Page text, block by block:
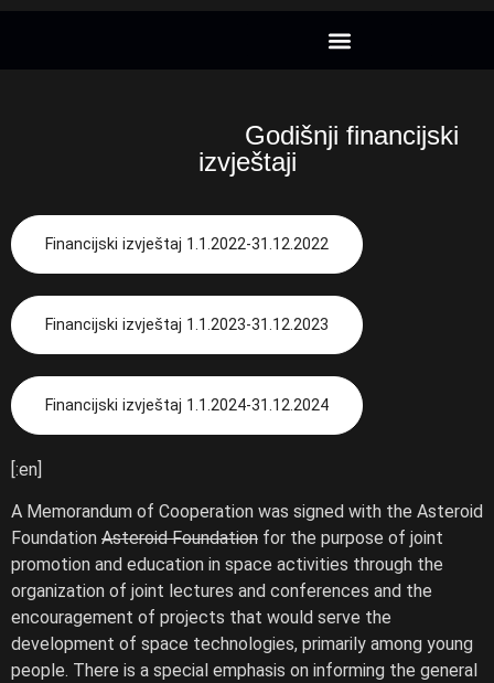
Godišnji financijski
izvještaji
Financijski izvještaj 1.1.2022-31.12.2022
Financijski izvještaj 1.1.2023-31.12.2023
Financijski izvještaj 1.1.2024-31.12.2024
[:en]
A Memorandum of Cooperation was signed with the Asteroid
Foundation Asteroid Foundation for the purpose of joint
promotion and education in space activities through the
organization of joint lectures and conferences and the
encouragement of projects that would serve the
development of space technologies, primarily among young
people. There is a special emphasis on informing the general